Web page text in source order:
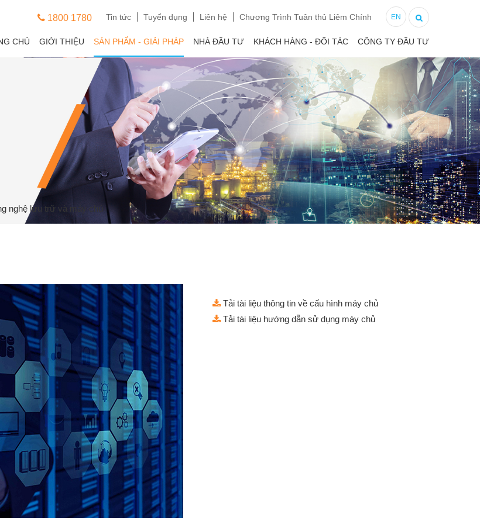
1800 1780 Tin tức Tuyển dụng Liên hệ Chương Trình Tuân thủ Liêm Chính EN
CHỦ GIỚI THIỆU SẢN PHẨM - GIẢI PHÁP NHÀ ĐẦU TƯ KHÁCH HÀNG - ĐỐI TÁC CÔNG TY ĐẦU TƯ
nghệ lưu trữ và máy chủ
Tải tài liệu thông tin về cấu hình máy chủ
Tải tài liệu hướng dẫn sử dụng máy chủ